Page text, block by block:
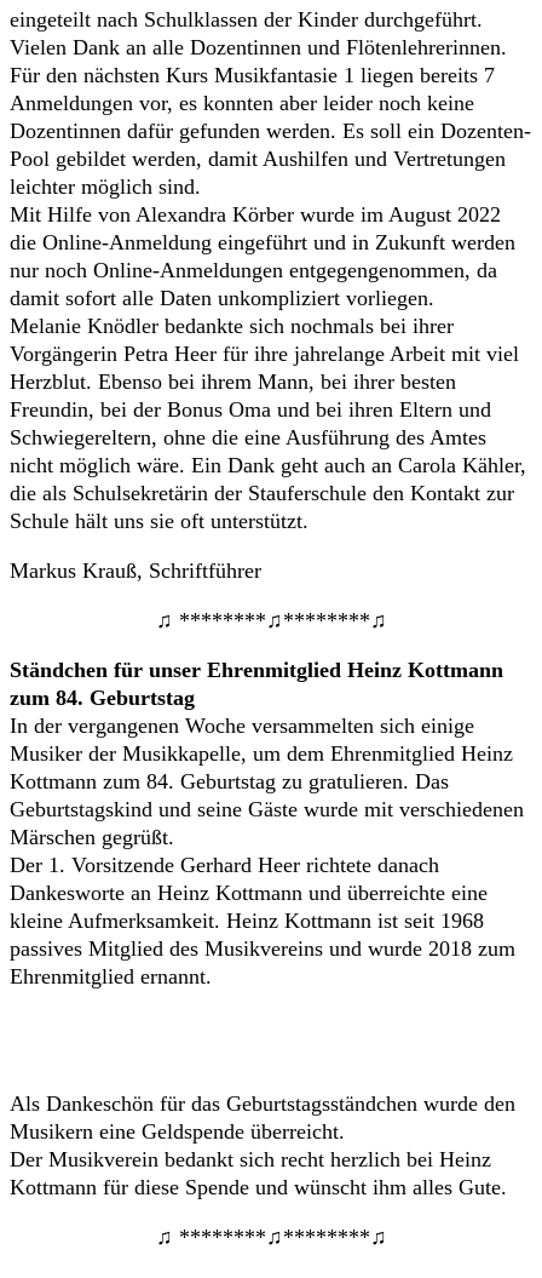
eingeteilt nach Schulklassen der Kinder durchgeführt.
Vielen Dank an alle Dozentinnen und Flötenlehrerinnen.
Für den nächsten Kurs Musikfantasie 1 liegen bereits 7
Anmeldungen vor, es konnten aber leider noch keine
Dozentinnen dafür gefunden werden. Es soll ein Dozenten-
Pool gebildet werden, damit Aushilfen und Vertretungen
leichter möglich sind.
Mit Hilfe von Alexandra Körber wurde im August 2022
die Online-Anmeldung eingeführt und in Zukunft werden
nur noch Online-Anmeldungen entgegengenommen, da
damit sofort alle Daten unkompliziert vorliegen.
Melanie Knödler bedankte sich nochmals bei ihrer
Vorgängerin Petra Heer für ihre jahrelange Arbeit mit viel
Herzblut. Ebenso bei ihrem Mann, bei ihrer besten
Freundin, bei der Bonus Oma und bei ihren Eltern und
Schwiegereltern, ohne die eine Ausführung des Amtes
nicht möglich wäre. Ein Dank geht auch an Carola Kähler,
die als Schulsekretärin der Stauferschule den Kontakt zur
Schule hält uns sie oft unterstützt.
Markus Krauß, Schriftführer
♫ ********♫********♫
Ständchen für unser Ehrenmitglied Heinz Kottmann
zum 84. Geburtstag
In der vergangenen Woche versammelten sich einige
Musiker der Musikkapelle, um dem Ehrenmitglied Heinz
Kottmann zum 84. Geburtstag zu gratulieren. Das
Geburtstagskind und seine Gäste wurde mit verschiedenen
Märschen gegrüßt.
Der 1. Vorsitzende Gerhard Heer richtete danach
Dankesworte an Heinz Kottmann und überreichte eine
kleine Aufmerksamkeit. Heinz Kottmann ist seit 1968
passives Mitglied des Musikvereins und wurde 2018 zum
Ehrenmitglied ernannt.
Als Dankeschön für das Geburtstagsständchen wurde den
Musikern eine Geldspende überreicht.
Der Musikverein bedankt sich recht herzlich bei Heinz
Kottmann für diese Spende und wünscht ihm alles Gute.
♫ ********♫********♫